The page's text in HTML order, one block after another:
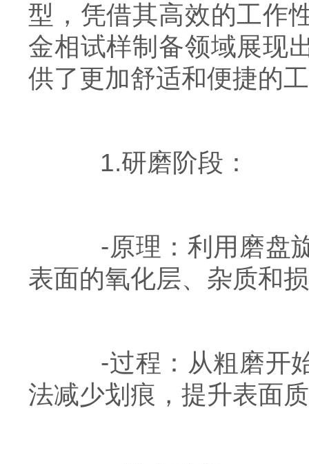
型，凭借其高效的工作
金相试样制备领域展现
供了更加舒适和便捷的
1.研磨阶段：
-原理：利用磨盘旋
表面的氧化层、杂质和
-过程：从粗磨开始
法减少划痕，提升表面